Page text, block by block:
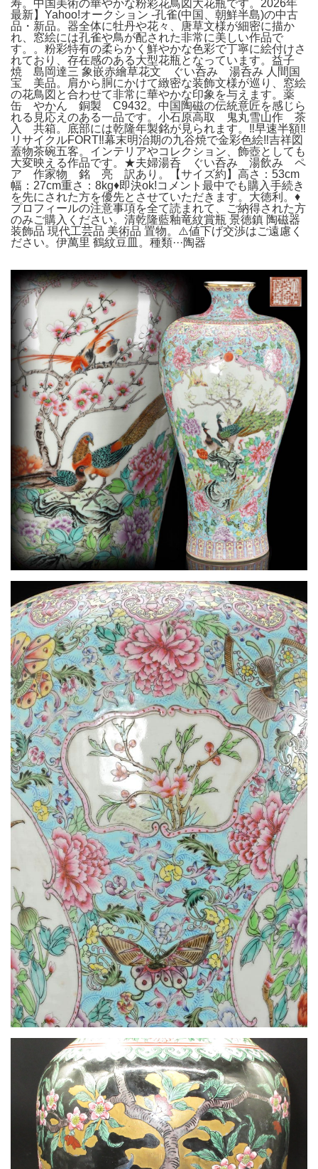
寿。中国美術の華やかな粉彩花鳥図大花瓶です。2026年
最新】Yahoo!オークション -孔雀(中国、朝鮮半島)の中古
品・新品。器全体に牡丹や花々、唐草文様が細密に描か
れ、窓絵には孔雀や鳥が配された非常に美しい作品で
す。。粉彩特有の柔らかく鮮やかな色彩で丁寧に絵付けさ
れており、存在感のある大型花瓶となっています。益子
焼 島岡達三 象嵌赤繪草花文 ぐい呑み 湯呑み 人間国
宝 美品。肩から胴にかけて緻密な装飾文様が巡り、窓絵
の花鳥図と合わせて非常に華やかな印象を与えます。薬
缶 やかん 銅製 C9432。中国陶磁の伝統意匠を感じら
れる見応えのある一品です。小石原高取 鬼丸雪山作 茶
入 共箱。底部には乾隆年製銘が見られます。‼️早速半額‼️
リサイクルFORT‼️幕末明治期の九谷焼で金彩色絵‼️吉祥図
蓋物茶碗五客。インテリアやコレクション、飾壺としても
大変映える作品です。★夫婦湯呑 ぐい呑み 湯飲み ペ
ア 作家物 銘 亮 訳あり。【サイズ約】高さ：53cm
幅：27cm重さ：8kg♦️即決ok!コメント最中でも購入手続き
を先にされた方を優先とさせていただきます。大徳利。♦️
プロフィールの注意事項を全て読まれて、ご納得された方
のみご購入ください。清乾隆藍釉竜紋賞瓶 景徳鎮 陶磁器
装飾品 現代工芸品 美術品 置物。⚠️値下げ交渉はご遠慮く
ださい。伊萬里 鶴紋豆皿。種類···陶器